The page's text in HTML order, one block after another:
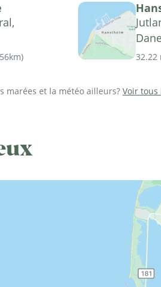
) 32.22
marées et la météo ailleurs? Voir tous